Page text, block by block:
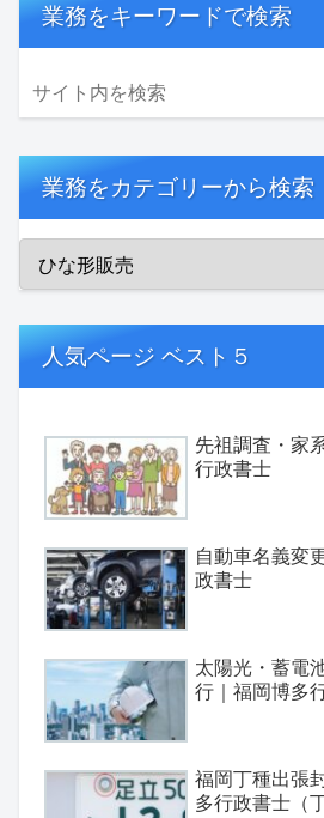
業務をキーワードで検索
業務をカテゴリーから検索
人気ページ ベスト５
先祖調査・家
行政書士
自動車名義変
政書士
太陽光・蓄電
行｜福岡博多
福岡丁種出張
多行政書士（